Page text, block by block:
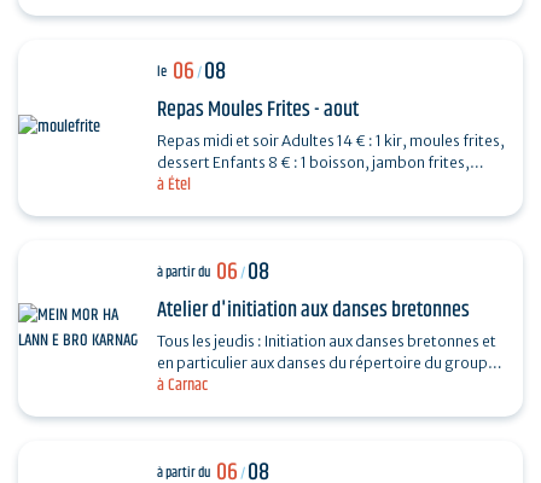
à Étel
le 06/08
Repas Moules Frites - aout
Repas midi et soir Adultes 14 € : 1 kir, moules frites,
dessert Enfants 8 € : 1 boisson, jambon frites,
dessert Repas organisé par l'APED pour la…
à Carnac
à partir du 06/08
Atelier d'initiation aux danses bretonnes
Tous les jeudis : Initiation aux danses bretonnes et
en particulier aux danses du répertoire du groupe
programmé le soir même au fest-noz organisé…
à partir du 06/08